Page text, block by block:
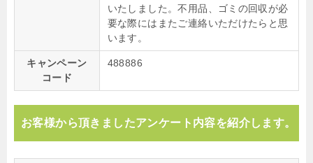
いたしました。不用品、ゴミの回収が必
要な際にはまたご連絡いただけたらと思
います。
キャンペーン
コード
488886
お客様から頂きましたアンケート内容を紹介します。